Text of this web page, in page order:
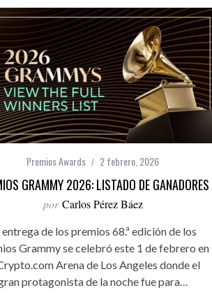
Premios Awards 2 febrero, 2026
GRAMMY 2026: LISTADO DE GANADORES
por Carlos Pérez Báez
entrega de los premios 68.ª edición de los
Grammy se celebró este 1 de febrero en
Arena de Los Angeles donde el
protagonista de la noche fue para…